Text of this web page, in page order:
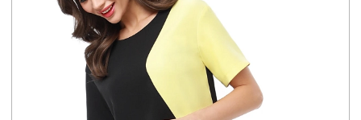
РАСПРОДАЖА
АКЦИИ